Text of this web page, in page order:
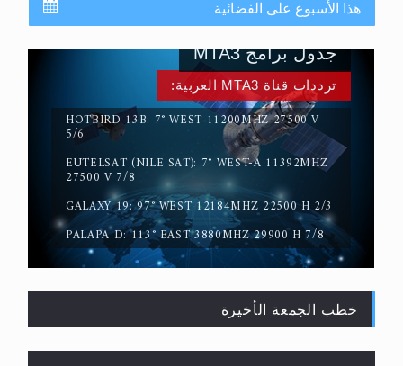
سورة التكوير تُنبئ بزمن بعثة المسيح الموعود عليه
هذا الأسبوع على الفضائية
ترددات قناة MTA3 العربية:
HOTBIRD 13B: 7° WEST 11200MHZ 27500 V
5/6
EUTELSAT (NILE SAT): 7° WEST-A 11392MHZ
27500 V 7/8
GALAXY 19: 97° WEST 12184MHZ 22500 H 2/3
PALAPA D: 113° EAST 3880MHZ 29900 H 7/8
جدول برامج MTA3
خطب الجمعة الأخيرة